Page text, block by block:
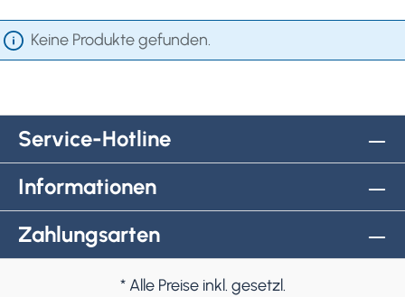
Keine Produkte gefunden.
Service-Hotline
Informationen
Zahlungsarten
* Alle Preise inkl. gesetzl.